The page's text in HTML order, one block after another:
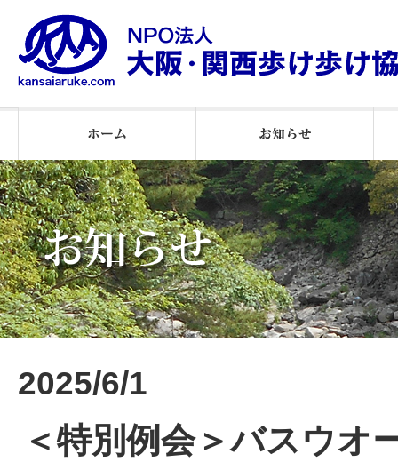
お知らせ
2026年ウオーキング通信
2025 ウオーキング通信
2026年月例会報告
２０２５月例会報告
2024 月例会報告
2025/6/1
＜特別例会＞バスウオ